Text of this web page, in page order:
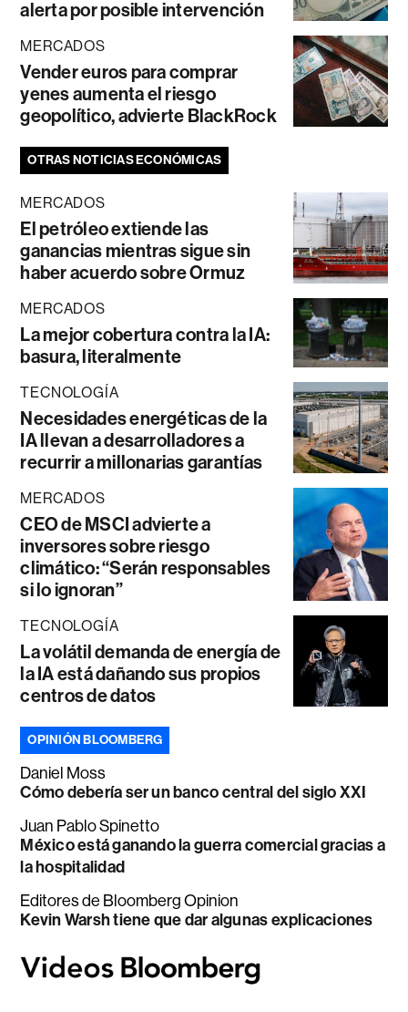
alerta por posible intervención
MERCADOS
Vender euros para comprar
yenes aumenta el riesgo
geopolítico, advierte BlackRock
OTRAS NOTICIAS ECONÓMICAS
MERCADOS
El petróleo extiende las
ganancias mientras sigue sin
haber acuerdo sobre Ormuz
MERCADOS
La mejor cobertura contra la IA:
basura, literalmente
TECNOLOGÍA
Necesidades energéticas de la
IA llevan a desarrolladores a
recurrir a millonarias garantías
MERCADOS
CEO de MSCI advierte a
inversores sobre riesgo
climático: “Serán responsables
si lo ignoran”
TECNOLOGÍA
La volátil demanda de energía de
la IA está dañando sus propios
centros de datos
OPINIÓN BLOOMBERG
Daniel Moss
Cómo debería ser un banco central del siglo XXI
Juan Pablo Spinetto
México está ganando la guerra comercial gracias a
la hospitalidad
Editores de Bloomberg Opinion
Kevin Warsh tiene que dar algunas explicaciones